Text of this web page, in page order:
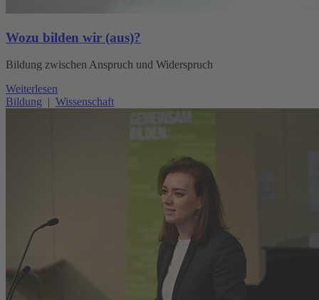
Wozu bilden wir (aus)?
Bildung zwischen Anspruch und Widerspruch
Weiterlesen
Bildung | Wissenschaft